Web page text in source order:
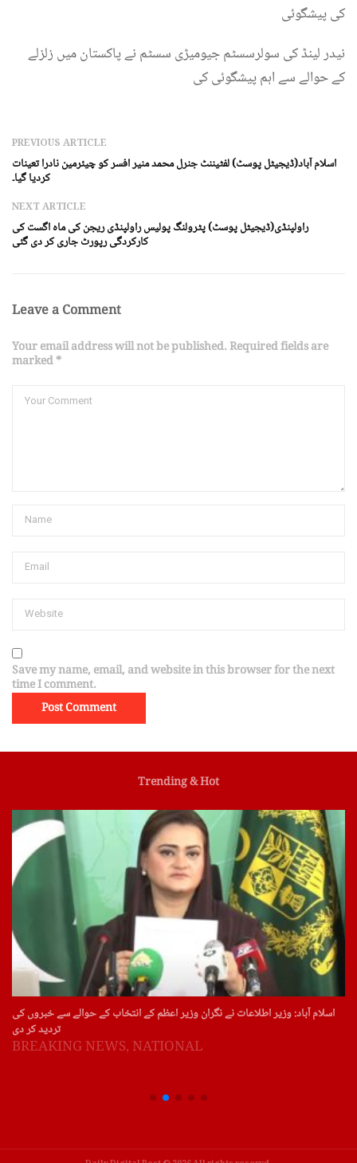
کی پیشگوئی
نیدر لینڈ کی سولرسسٹم جیومیڑی سسٹم نے پاکستان میں زلزلے
کے حوالے سے اہم پیشگوئی کی
PREVIOUS ARTICLE
اسلام آباد(ڈیجیٹل پوسٹ) لفٹیننٹ جنرل محمد منیر افسر کو چیئرمین نادرا تعینات
کردیا گیا۔
NEXT ARTICLE
راولپنڈی(ڈیجیٹل پوسٹ) پٹرولنگ پولیس راولپنڈی ریجن کی ماہ اگست کی
کارکردگی رپورٹ جاری کر دی گئی
Leave a Comment
Your email address will not be published. Required fields are
marked *
Save my name, email, and website in this browser for the next
time I comment.
Trending & Hot
اسلام آباد: وزیر اطلاعات نے نگران وزیر اعظم کے انتخاب کے حوالے سے خبروں کی
تردید کر دی
BREAKING NEWS, NATIONAL